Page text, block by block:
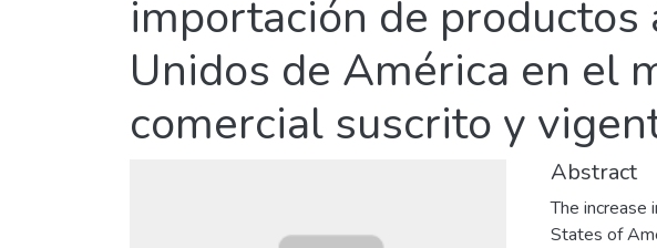
importación de
Unidos de América en el
comercial suscrito y
Abstract
The increase
States of